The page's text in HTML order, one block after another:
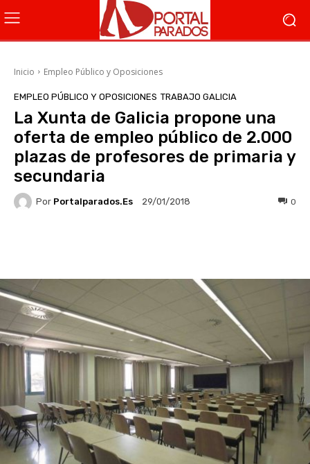
Inicio Empleo Público y Oposiciones
EMPLEO PÚBLICO Y OPOSICIONES TRABAJO GALICIA
La Xunta de Galicia propone una
oferta de empleo público de 2.000
plazas de profesores de primaria y
secundaria
Por Portalparados.es 29/01/2018 0